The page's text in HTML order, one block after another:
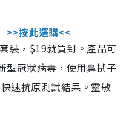
>>按此選購<<
裝，$19就買到。產品可
冠狀病毒，使用鼻拭子
速抗原測試結果。靈敏